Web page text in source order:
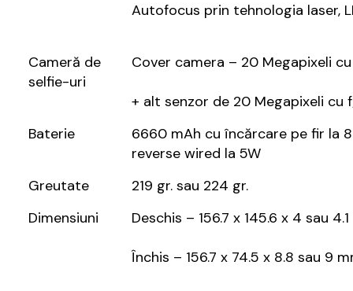
Autofocus prin tehnologia laser,
Cameră de
selfie-uri
Cover camera – 20 Megapixeli
+ alt senzor de 20 Megapixeli cu
Baterie
6660 mAh cu încărcare pe fir la
reverse wired la 5W
Greutate
219 gr. sau 224 gr.
Dimensiuni
Deschis – 156.7 x 145.6 x 4 sau
Închis – 156.7 x 74.5 x 8.8 sau 9